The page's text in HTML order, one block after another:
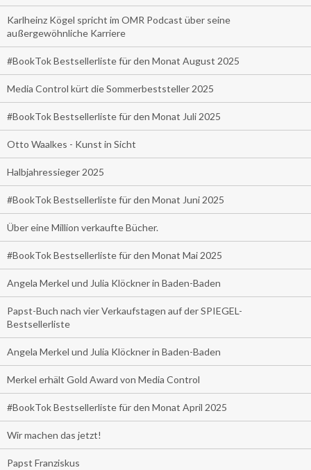
Karlheinz Kögel spricht im OMR Podcast über seine
außergewöhnliche Karriere
#BookTok Bestsellerliste für den Monat August 2025
Media Control kürt die Sommerbeststeller 2025
#BookTok Bestsellerliste für den Monat Juli 2025
Otto Waalkes - Kunst in Sicht
Halbjahressieger 2025
#BookTok Bestsellerliste für den Monat Juni 2025
Über eine Million verkaufte Bücher.
#BookTok Bestsellerliste für den Monat Mai 2025
Angela Merkel und Julia Klöckner in Baden-Baden
Papst-Buch nach vier Verkaufstagen auf der SPIEGEL-
Bestsellerliste
Angela Merkel und Julia Klöckner in Baden-Baden
Merkel erhält Gold Award von Media Control
#BookTok Bestsellerliste für den Monat April 2025
Wir machen das jetzt!
Papst Franziskus